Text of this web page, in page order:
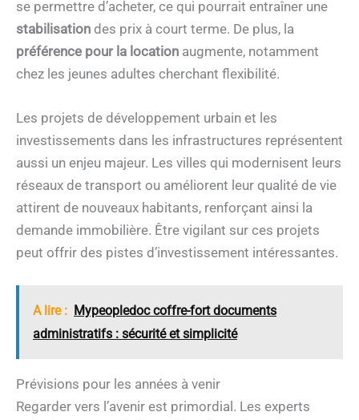
se permettre d’acheter, ce qui pourrait entraîner une
stabilisation des prix à court terme. De plus, la
préférence pour la location augmente, notamment
chez les jeunes adultes cherchant flexibilité.
Les projets de développement urbain et les
investissements dans les infrastructures représentent
aussi un enjeu majeur. Les villes qui modernisent leurs
réseaux de transport ou améliorent leur qualité de vie
attirent de nouveaux habitants, renforçant ainsi la
demande immobilière. Être vigilant sur ces projets
peut offrir des pistes d’investissement intéressantes.
A lire : Mypeopledoc coffre-fort documents
administratifs : sécurité et simplicité
Prévisions pour les années à venir
Regarder vers l’avenir est primordial. Les experts